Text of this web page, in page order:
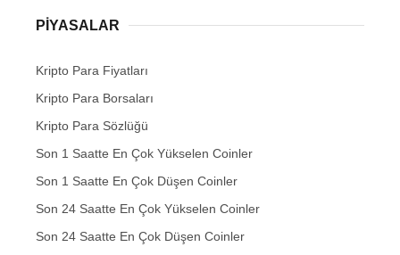
PIYASALAR
Kripto Para Fiyatları
Kripto Para Borsaları
Kripto Para Sözlüğü
Son 1 Saatte En Çok Yükselen Coinler
Son 1 Saatte En Çok Düşen Coinler
Son 24 Saatte En Çok Yükselen Coinler
Son 24 Saatte En Çok Düşen Coinler